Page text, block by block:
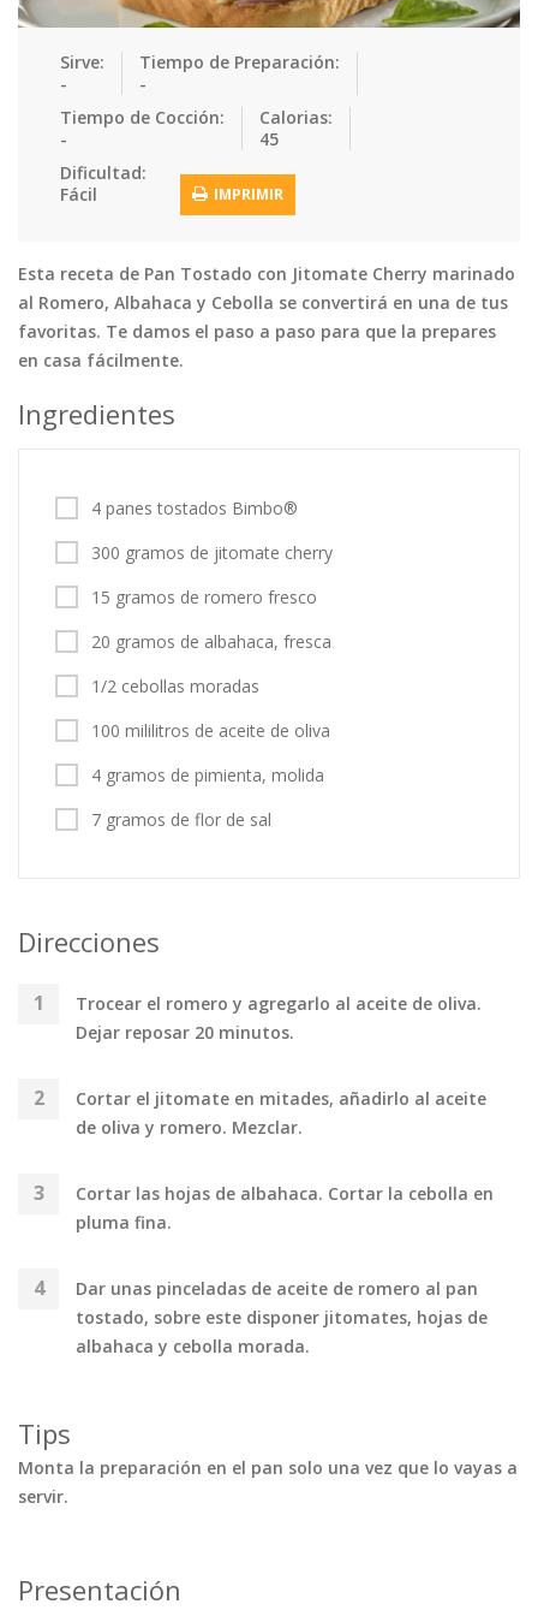
Tortas Vegetales
Vegetarian…
Recetas
Tips y Trucos
Contáctanos
Sirve:
-
Tiempo de Preparación:
-
Tiempo de Cocción:
-
Calorias:
45
Dificultad:
Fácil
IMPRIMIR
Esta receta de Pan Tostado con Jitomate Cherry marinado
al Romero, Albahaca y Cebolla se convertirá en una de tus
favoritas. Te damos el paso a paso para que la prepares
en casa fácilmente.
Ingredientes
4 panes tostados Bimbo®
300 gramos de jitomate cherry
15 gramos de romero fresco
20 gramos de albahaca, fresca
1/2 cebollas moradas
100 mililitros de aceite de oliva
4 gramos de pimienta, molida
7 gramos de flor de sal
Direcciones
Trocear el romero y agregarlo al aceite de oliva.
Dejar reposar 20 minutos.
Cortar el jitomate en mitades, añadirlo al aceite
de oliva y romero. Mezclar.
Cortar las hojas de albahaca. Cortar la cebolla en
pluma fina.
Dar unas pinceladas de aceite de romero al pan
tostado, sobre este disponer jitomates, hojas de
albahaca y cebolla morada.
Tips
Monta la preparación en el pan solo una vez que lo vayas a
servir.
Presentación